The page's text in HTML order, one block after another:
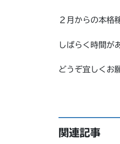
２月からの本格
しばらく時間が
どうぞ宜しくお
関連記事